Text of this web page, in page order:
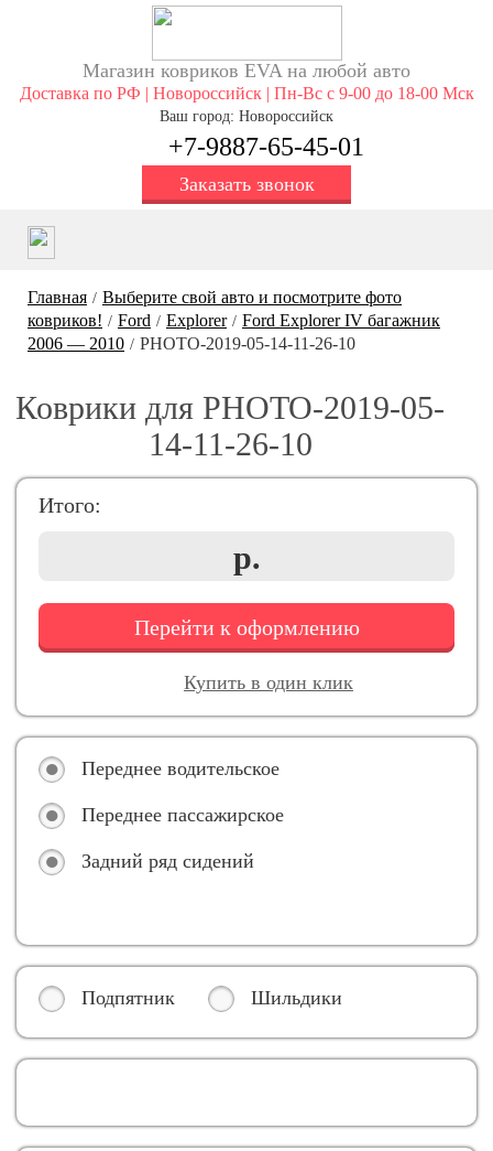
Магазин ковриков EVA ​на любой авто
Доставка по РФ | Новороссийск | Пн-Вс с 9-00 до 18-00 Мск
Ваш город: Новороссийск
+7-9887-65-45-01
Заказать звонок
Главная / Выберите свой авто и посмотрите фото
ковриков! / Ford / Explorer / Ford Explorer IV багажник
2006 — 2010 / PHOTO-2019-05-14-11-26-10
Коврики для PHOTO-2019-05-
14-11-26-10
Итого:
р.
Перейти к оформлению
Купить в один клик
Переднее водительское
Переднее пассажирское
Задний ряд сидений
Подпятник Шильдики